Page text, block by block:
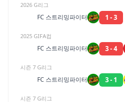
2026 G리그
FC 스트리밍파이터 1 -3
2025 GIFA컵
FC 스트리밍파이터 3-4
시즌 7 G리그
FC 스트리밍파이터 3- 1
시즌 7 G리그